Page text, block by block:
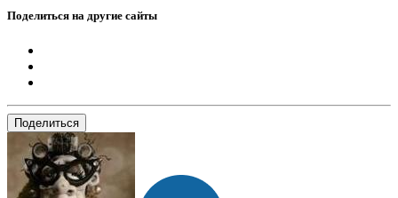
Поделиться на другие сайты
Поделиться